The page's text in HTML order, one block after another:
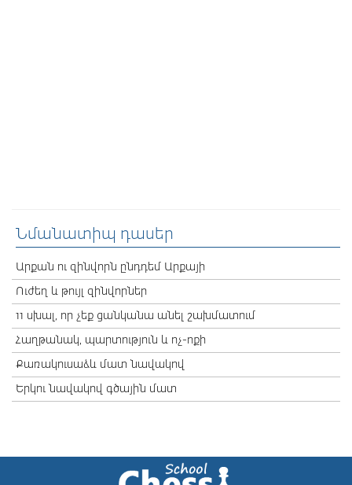
Նմանատիպ դասեր
Արքան ու զինվորն ընդդեմ Արքայի
Ուժեղ և թույլ զինվորներ
11 սխալ, որ չեք ցանկանա անել շախմատում
Հաղթանակ, պարտություն և ոչ-ոքի
Քառակուսաձև մատ նավակով
Երկու նավակով գծային մատ